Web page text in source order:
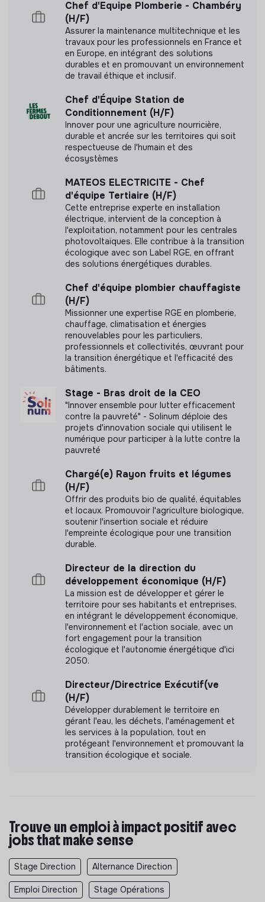
Labels et certifications
communiquer les labels ou certifications qu'elle a
pu obtenir.
N'a pas encore communiqué de documents de
transparence
Chef d'Equipe Plomberie - Chambéry
(H/F)
Assurer la maintenance multitechnique et les
travaux pour les professionnels en France et
en Europe, en intégrant des solutions
durables et en promouvant un environnement
de travail éthique et inclusif.
Chef d'Équipe Station de
Conditionnement (H/F)
Innover pour une agriculture nourricière,
durable et ancrée sur les territoires qui soit
respectueuse de l'humain et des
écosystèmes
MATEOS ELECTRICITE - Chef
d'équipe Tertiaire (H/F)
Cette entreprise experte en installation
électrique, intervient de la conception à
l'exploitation, notamment pour les centrales
photovoltaïques. Elle contribue à la transition
écologique avec son Label RGE, en offrant
des solutions énergétiques durables.
Chef d'équipe plombier chauffagiste
(H/F)
Missionner une expertise RGE en plomberie,
chauffage, climatisation et énergies
renouvelables pour les particuliers,
professionnels et collectivités, œuvrant pour
la transition énergétique et l'efficacité des
bâtiments.
Stage - Bras droit de la CEO
"Innover ensemble pour lutter efficacement
contre la pauvreté" - Solinum déploie des
projets d'innovation sociale qui utilisent le
numérique pour participer à la lutte contre la
pauvreté
Chargé(e) Rayon fruits et légumes
(H/F)
Offrir des produits bio de qualité, équitables
et locaux. Promouvoir l'agriculture biologique,
soutenir l'insertion sociale et réduire
l'empreinte écologique pour une transition
durable.
Directeur de la direction du
développement économique (H/F)
La mission est de développer et gérer le
territoire pour ses habitants et entreprises,
en intégrant le développement économique,
l'environnement et l'action sociale, avec un
fort engagement pour la transition
écologique et l'autonomie énergétique d'ici
2050.
Directeur/Directrice Exécutif(ve
(H/F)
Développer durablement le territoire en
gérant l'eau, les déchets, l'aménagement et
les services à la population, tout en
protégeant l'environnement et promouvant la
transition écologique et sociale.
Trouve un emploi à impact positif avec
jobs that make sense
Stage Direction Alternance Direction
Emploi Direction Stage Opérations